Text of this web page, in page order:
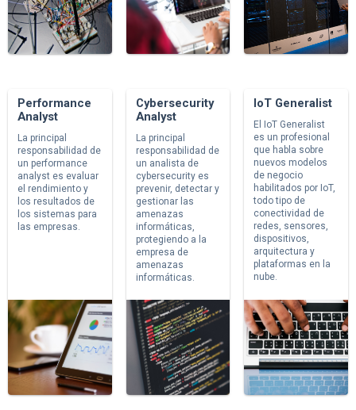
Performance
Analyst
La principal
responsabilidad de
un performance
analyst es evaluar
el rendimiento y
los resultados de
los sistemas para
las empresas.
Cybersecurity
Analyst
La principal
responsabilidad de
un analista de
cybersecurity es
prevenir, detectar y
gestionar las
amenazas
informáticas,
protegiendo a la
empresa de
amenazas
informáticas.
IoT Generalist
El IoT Generalist
es un profesional
que habla sobre
nuevos modelos
de negocio
habilitados por IoT,
todo tipo de
conectividad de
redes, sensores,
dispositivos,
arquitectura y
plataformas en la
nube.